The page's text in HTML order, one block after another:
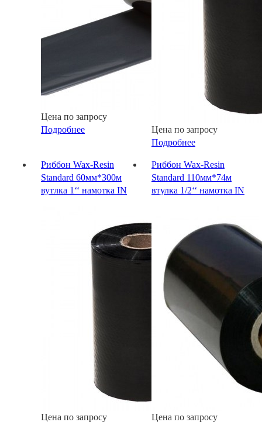
Цена по запросу
Подробнее
Цена по запросу
Подробнее
Риббон Wax-Resin
Standard 60мм*300м
вутлка 1‘‘ намотка IN
Цена по запросу
Риббон Wax-Resin
Standard 110мм*74м
втулка 1/2‘‘ намотка IN
Цена по запросу